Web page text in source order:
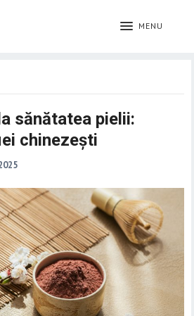
MENU
sănătatea pielii:
chinezești